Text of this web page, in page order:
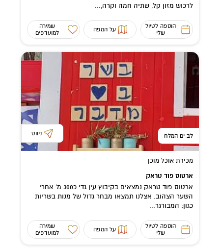
לרכוש מזון קל, שתיה חמה וקרה,...
הוספה לטיול
שלי
על המפה
שמירה
למועדפים
לב ים המלח ניווט
מכירת אוכל מוכן
ארטוס פוד טראק
ארטוס פוד טראק נמצאים בקיבוץ עין גדי כ300 מ' אחרי
השער הצהוב. אצלנו תמצאו מבחר גדול של מנות בשריות
כגון: המבורגר...
הוספה לטיול
שלי
על המפה
שמירה
למועדפים